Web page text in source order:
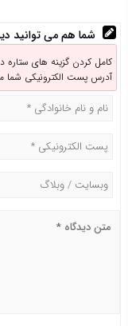
شما هم می توانید
کامل کردن گزینه های ستاره
آدرس پست الکترونیکی